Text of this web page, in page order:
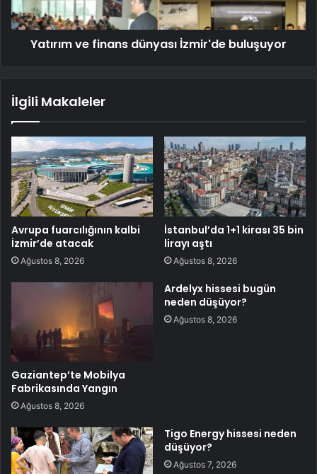
Yatırım ve finans dünyası İzmir'de buluşuyor
İlgili Makaleler
Avrupa fuarcılığının kalbi
İzmir’de atacak
Ağustos 8, 2026
İstanbul’da 1+1 kirası 35 bin
lirayı aştı
Ağustos 8, 2026
Gaziantep’te Mobilya
Fabrikasında Yangın
Ağustos 8, 2026
Ardelyx hissesi bugün
neden düşüyor?
Ağustos 8, 2026
Tigo Energy hissesi neden
düşüyor?
Ağustos 7, 2026